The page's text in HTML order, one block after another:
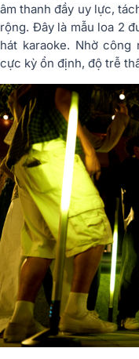
âm thanh đầy uy lực,
rộng. Đây là mẫu loa 2
hát karaoke. Nhờ
cực kỳ ổn định, độ trễ